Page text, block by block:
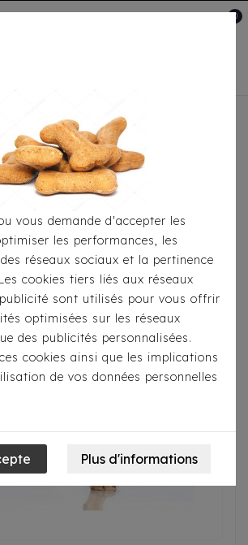
0
Accueil
Pour
Manteaux
Doudoune Milk & Pepper
Réversible Amelia
vous demande d'accepter les
les performances, les
réseaux sociaux et la pertinence
cookies tiers liés aux réseaux
sont utilisés pour vous offrir
optimisées sur les réseaux
des publicités personnalisées.
cookies ainsi que les implications
de vos données personnelles